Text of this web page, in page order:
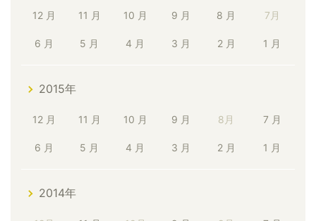
12 月 11 月 10 月 9 月 8 月 7月
6 月 5 月 4 月 3 月 2 月 1 月
2015年
12 月 11 月 10 月 9 月 8月 7 月
6 月 5 月 4 月 3 月 2 月 1 月
2014年